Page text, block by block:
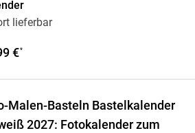
lieferbar
€*
Malen-Basteln Bastelkalender
2027: Fotokalender zum